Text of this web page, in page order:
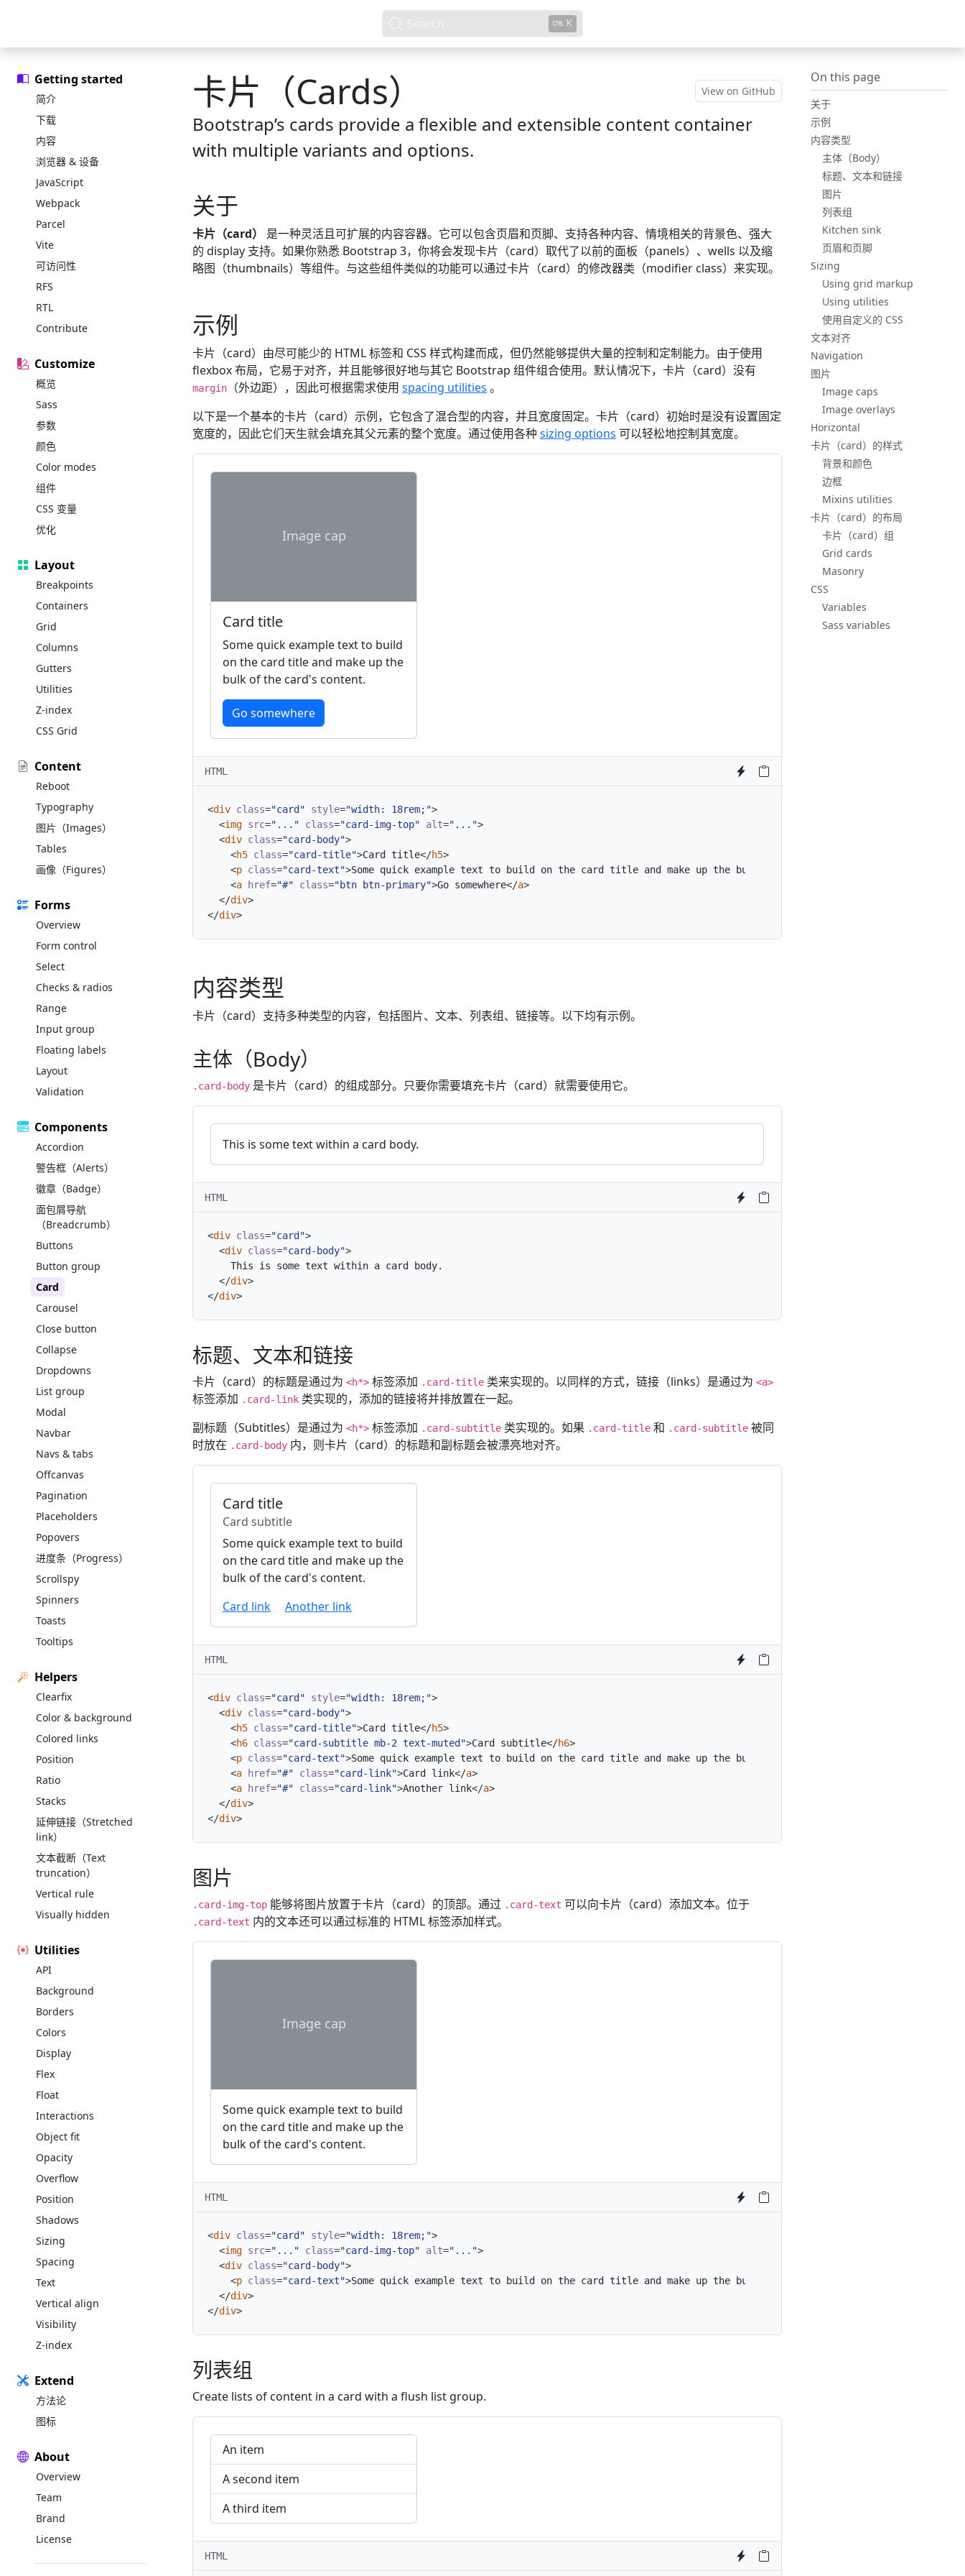
K
Getting started
简介
下载
内容
浏览器 & 设备
JavaScript
Webpack
Parcel
Vite
可访问性
RFS
RTL
Contribute
Customize
概览
Sass
参数
颜色
Color modes
组件
CSS 变量
优化
Layout
Breakpoints
Containers
Grid
Columns
Gutters
Utilities
Z-index
CSS Grid
Content
Reboot
Typography
图片（Images）
Tables
画像（Figures）
Forms
Overview
Form control
Select
Checks & radios
Range
Input group
Floating labels
Layout
Validation
Components
Accordion
警告框（Alerts）
徽章（Badge）
面包屑导航
（Breadcrumb）
Buttons
Button group
Card
Carousel
Close button
Collapse
Dropdowns
List group
Modal
Navbar
Navs & tabs
Offcanvas
Pagination
Placeholders
Popovers
进度条（Progress）
Scrollspy
Spinners
Toasts
Tooltips
Helpers
Clearfix
Color & background
Colored links
Position
Ratio
Stacks
延伸链接（Stretched
link）
文本截断（Text
truncation）
Vertical rule
Visually hidden
Utilities
API
Background
Borders
Colors
Display
Flex
Float
Interactions
Object fit
Opacity
Overflow
Position
Shadows
Sizing
Spacing
Text
Vertical align
Visibility
Z-index
Extend
方法论
图标
About
Overview
Team
Brand
License
View on GitHub
卡片（Cards）
Bootstrap’s cards provide a flexible and extensible content container
with multiple variants and options.
On this page
关于
示例
内容类型
主体（Body）
标题、文本和链接
图片
列表组
Kitchen sink
页眉和页脚
Sizing
Using grid markup
Using utilities
使用自定义的 CSS
文本对齐
Navigation
图片
Image caps
Image overlays
Horizontal
卡片（card）的样式
背景和颜色
边框
Mixins utilities
卡片（card）的布局
卡片（card）组
Grid cards
Masonry
CSS
Variables
Sass variables
关于
卡片（card）
是一种灵活且可扩展的内容容器。它可以包含页眉和页脚、支持各种内容、情境相关的背景色、强大
的 display 支持。如果你熟悉 Bootstrap 3，你将会发现卡片（card）取代了以前的面板（panels）、wells 以及缩
略图（thumbnails）等组件。与这些组件类似的功能可以通过卡片（card）的修改器类（modifier class）来实现。
示例
卡片（card）由尽可能少的 HTML 标签和 CSS 样式构建而成，但仍然能够提供大量的控制和定制能力。由于使用
flexbox 布局，它易于对齐，并且能够很好地与其它 Bootstrap 组件组合使用。默认情况下，卡片（card）没有
margin （外边距），因此可根据需求使用 spacing utilities 。
以下是一个基本的卡片（card）示例，它包含了混合型的内容，并且宽度固定。卡片（card）初始时是没有设置固定
宽度的，因此它们天生就会填充其父元素的整个宽度。通过使用各种 sizing options 可以轻松地控制其宽度。
Image cap
Card title
Some quick example text to build
on the card title and make up the
bulk of the card's content.
Go somewhere
HTML
<div class="card" style="width: 18rem;">
<img src="..." class="card-img-top" alt="...">
<div class="card-body">
<h5 class="card-title">Card title</h5>
<p class="card-text">Some quick example text to build on the card title and make up the bulk of the card's content.
<a href="#" class="btn btn-primary">Go somewhere</a>
</div>
</div>
内容类型
卡片（card）支持多种类型的内容，包括图片、文本、列表组、链接等。以下均有示例。
主体（Body）
.card-body 是卡片（card）的组成部分。只要你需要填充卡片（card）就需要使用它。
This is some text within a card body.
HTML
<div class="card">
<div class="card-body">
</div>
</div>
标题、文本和链接
卡片（card）的标题是通过为 <h*> 标签添加 .card-title 类来实现的。以同样的方式，链接（links）是通过为 <a>
标签添加 .card-link 类实现的，添加的链接将并排放置在一起。
副标题（Subtitles）是通过为 <h*> 标签添加 .card-subtitle 类实现的。如果 .card-title 和 .card-subtitle 被同
时放在 .card-body 内，则卡片（card）的标题和副标题会被漂亮地对齐。
Card title
Card subtitle
Some quick example text to build
on the card title and make up the
bulk of the card's content.
Card link
Another link
HTML
<div class="card" style="width: 18rem;">
<div class="card-body">
<h5 class="card-title">Card title</h5>
<h6 class="card-subtitle mb-2 text-muted">Card subtitle</h6>
<p class="card-text">Some quick example text to build on the card title and make up the bulk of the card's content.
<a href="#" class="card-link">Card link</a>
<a href="#" class="card-link">Another link</a>
</div>
</div>
图片
.card-img-top 能够将图片放置于卡片（card）的顶部。通过 .card-text 可以向卡片（card）添加文本。位于
.card-text 内的文本还可以通过标准的 HTML 标签添加样式。
Image cap
Some quick example text to build
on the card title and make up the
bulk of the card's content.
HTML
<div class="card" style="width: 18rem;">
<img src="..." class="card-img-top" alt="...">
<div class="card-body">
<p class="card-text">Some quick example text to build on the card title and make up the bulk of the card's content.
</div>
</div>
列表组
Create lists of content in a card with a flush list group.
An item
A second item
A third item
HTML